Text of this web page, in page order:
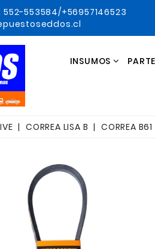
: 552-553584/+56957146523
INSUMOS
CORREA LISA B CORREA B61